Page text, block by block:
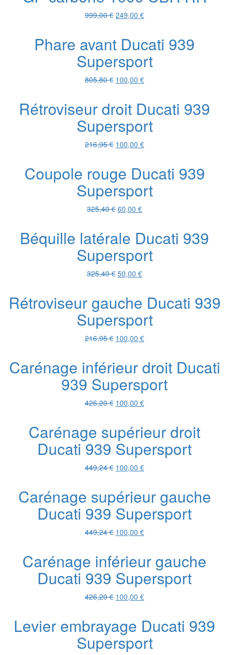
999,00€ Le
était :
249,00 €Le
est :
249,00 €.
Phare avant Ducati 939
Supersport
805,80€ Le
était :
100,00 €Le
est :
100,00 €.
Rétroviseur droit Ducati 939
Supersport
216,95€ Le
était :
216,95 €.
100,00 €Le
est :
100,00 €.
Coupole rouge Ducati 939
Supersport
325,40€ Le
était :
60,00 €Le
est :
60,00 €.
Béquille latérale Ducati 939
Supersport
325,40€ Le
était :
50,00 €Le
est :
50,00 €.
Rétroviseur gauche Ducati 939
Supersport
216,95€ Le
était :
100,00 €Le
est :
100,00 €.
Carénage inférieur droit Ducati
939 Supersport
426,20€ Le
était :
426,20 €.
100,00 €Le
est :
Carénage supérieur droit
Ducati 939 Supersport
449,24€ Le
était :
449,24 €.
100,00 €Le
est :
100,00 €.
Carénage supérieur gauche
Ducati 939 Supersport
449,24€ Le
était :
449,24 €.
100,00 €Le
est :
100,00 €.
Carénage inférieur gauche
Ducati 939 Supersport
426,20€ Le
était :
426,20 €.
100,00 €Le
est :
100,00 €.
Levier embrayage Ducati 939
Supersport